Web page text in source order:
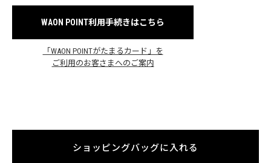
WAON POINT利用手続きはこちら
「WAON POINTがたまるカード」を
ご利用のお客さまへのご案内
ショッピングバッグに入れる